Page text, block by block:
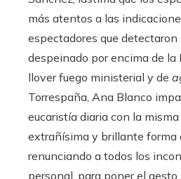
más atentos a las
espectadores que detectaron
despeinado por encima de la
llover fuego ministerial y de
Torrespaña, Ana Blanco
eucaristía diaria con la
extrañísima y brillante forma
renunciando a todos los
personal, para poner el